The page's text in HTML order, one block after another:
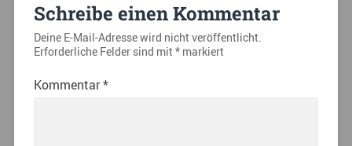
Schreibe einen Kommentar
Deine E-Mail-Adresse wird nicht veröffentlicht.
Erforderliche Felder sind mit*markiert
Kommentar*